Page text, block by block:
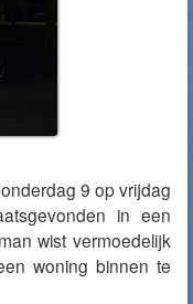
9 op vrijdag
in een
wist vermoedelijk
woning binnen te